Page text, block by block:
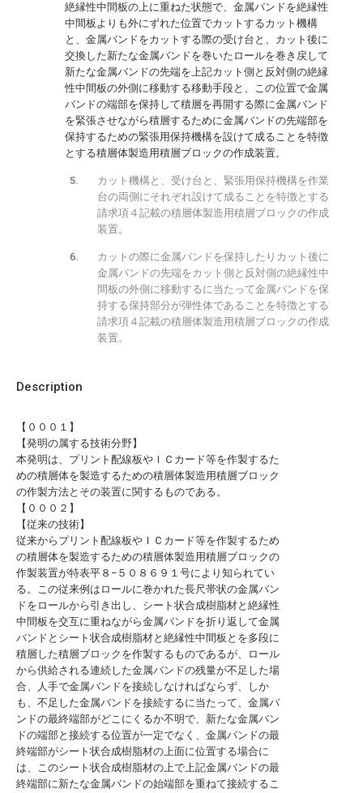
Description
【０００１】
【発明の属する技術分野】
本発明は、プリント配線板やＩＣカード等を作製するた
めの積層体を製造するための積層体製造用積層ブロック
の作製方法とその装置に関するものである。
【０００２】
【従来の技術】
従来からプリント配線板やＩＣカード等を作製するため
の積層体を製造するための積層体製造用積層ブロックの
作製装置が特表平８−５０８６９１号により知られてい
る。この従来例はロールに巻かれた長尺帯状の金属バン
ドをロールから引き出し、シート状合成樹脂材と絶縁性
中間板を交互に重ねながら金属バンドを折り返して金属
バンドとシート状合成樹脂材と絶縁性中間板とを多段に
積層した積層ブロックを作製するものであるが、ロール
から供給される連続した金属バンドの残量が不足した場
合、人手で金属バンドを接続しなければならず、しか
も、不足した金属バンドを接続するに当たって、金属バ
ンドの最終端部がどこにくるか不明で、新たな金属バン
ドの端部と接続する位置が一定でなく、金属バンドの最
終端部がシート状合成樹脂材の上面に位置する場合に
は、このシート状合成樹脂材の上で上記金属バンドの最
終端部に新たな金属バンドの始端部を重ねて接続するこ
絶縁性中間板の上に重ねた状態で、金属バンドを絶縁性
中間板よりも外にずれた位置でカットするカット機構
と、金属バンドをカットする際の受け台と、カット後に
交換した新たな金属バンドを巻いたロールを巻き戻して
新たな金属バンドの先端を上記カット側と反対側の絶縁
性中間板の外側に移動する移動手段と、この位置で金属
バンドの端部を保持して積層を再開する際に金属バンド
を緊張させながら積層するために金属バンドの先端部を
保持するための緊張用保持機構を設けて成ることを特徴
とする積層体製造用積層ブロックの作成装置。
カット機構と、受け台と、緊張用保持機構を作業
台の両側にそれぞれ設けて成ることを特徴とする
請求項４記載の積層体製造用積層ブロックの作成
装置。
カットの際に金属バンドを保持したりカット後に
金属バンドの先端をカット側と反対側の絶縁性中
間板の外側に移動するに当たって金属バンドを保
持する保持部分が弾性体であることを特徴とする
請求項４記載の積層体製造用積層ブロックの作成
装置。